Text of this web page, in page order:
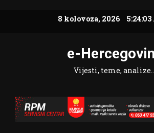
8 kolovoza, 2026
e-
Vijesti, teme,